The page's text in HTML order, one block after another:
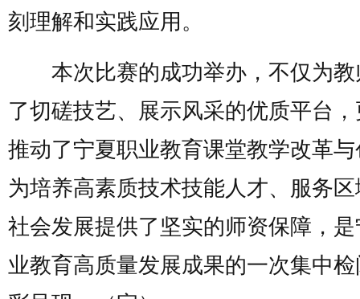
刻理解和实践应用。
本次比赛的成功举办，不仅为教
了切磋技艺、展示风采的优质平台
推动了宁夏职业教育课堂教学改革
为培养高素质技术技能人才、服务
社会发展提供了坚实的师资保障，
业教育高质量发展成果的一次集中